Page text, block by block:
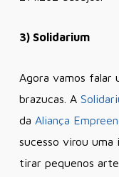
3) Solidarium
Agora vamos falar
brazucas. A
da Aliança
sucesso virou
tirar pequenos